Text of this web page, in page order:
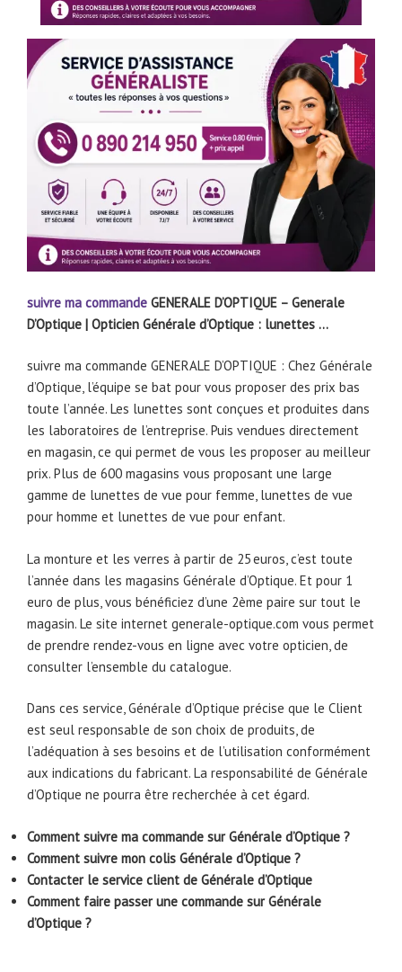
suivre ma commande GENERALE D’OPTIQUE – Generale
D’Optique | Opticien Générale d’Optique : lunettes …
suivre ma commande GENERALE D’OPTIQUE : Chez Générale
d’Optique, l’équipe se bat pour vous proposer des prix bas
toute l’année. Les lunettes sont conçues et produites dans
les laboratoires de l’entreprise. Puis vendues directement
en magasin, ce qui permet de vous les proposer au meilleur
prix. Plus de 600 magasins vous proposant une large
gamme de lunettes de vue pour femme, lunettes de vue
pour homme et lunettes de vue pour enfant.
La monture et les verres à partir de 25 euros, c’est toute
l’année dans les magasins Générale d’Optique. Et pour 1
euro de plus, vous bénéficiez d’une 2ème paire sur tout le
magasin. Le site internet generale-optique.com vous permet
de prendre rendez-vous en ligne avec votre opticien, de
consulter l’ensemble du catalogue.
Dans ces service, Générale d’Optique précise que le Client
est seul responsable de son choix de produits, de
l’adéquation à ses besoins et de l’utilisation conformément
aux indications du fabricant. La responsabilité de Générale
d’Optique ne pourra être recherchée à cet égard.
Comment suivre ma commande sur Générale d’Optique ?
Comment suivre mon colis Générale d’Optique ?
Contacter le service client de Générale d’Optique
Comment faire passer une commande sur Générale
d’Optique ?